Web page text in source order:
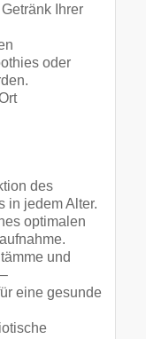
Ihrer
oder
des
in jedem Alter.
optimalen
und
eine gesunde